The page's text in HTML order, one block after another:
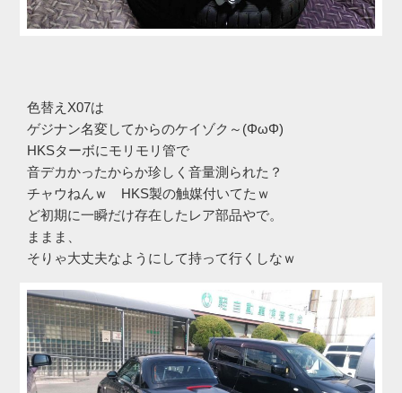
色替えX07は
ゲジナン名変してからのケイゾク～(ΦωΦ)
HKSターボにモリモリ管で
音デカかったからか珍しく音量測られた？
チャウねんｗ HKS製の触媒付いてたｗ
ど初期に一瞬だけ存在したレア部品やで。
ままま、
そりゃ大丈夫なようにして持って行くしなｗ